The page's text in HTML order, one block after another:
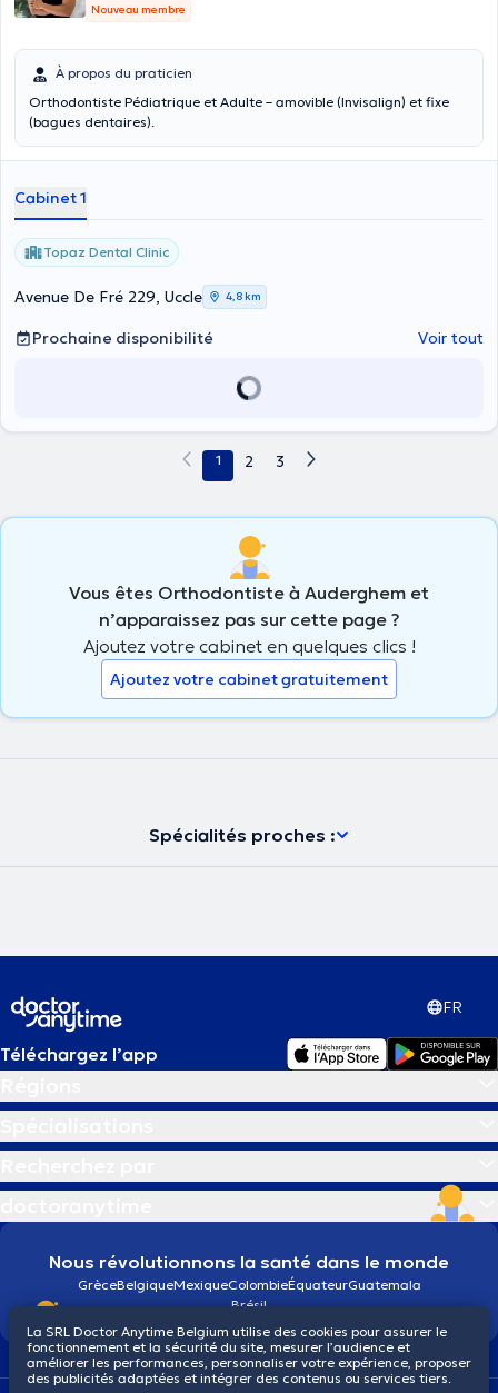
Nouveau membre
À propos du praticien
Orthodontiste Pédiatrique et Adulte – amovible (Invisalign) et fixe
(bagues dentaires).
Cabinet 1
Topaz Dental Clinic
Avenue De Fré 229, Uccle 4,8 km
Prochaine disponibilité Voir tout
1 2 3
Vous êtes Orthodontiste à Auderghem et
n’apparaissez pas sur cette page ?
Ajoutez votre cabinet en quelques clics !
Ajoutez votre cabinet gratuitement
Spécialités proches :
FR
Téléchargez l’app
Nous révolutionnons la santé dans le monde
GrèceBelgiqueMexiqueColombieÉquateurGuatemala
Brésil
La SRL Doctor Anytime Belgium utilise des cookies pour assurer le
fonctionnement et la sécurité du site, mesurer l’audience et
améliorer les performances, personnaliser votre expérience, proposer
des publicités adaptées et intégrer des contenus ou services tiers.